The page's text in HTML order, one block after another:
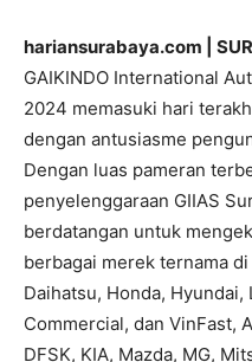
hariansurabaya.com |
GAIKINDO International
2024 memasuki hari
dengan antusiasme
Dengan luas pameran
penyelenggaraan GIIAS
berdatangan untuk
berbagai merek ternama
Daihatsu, Honda,
Commercial, dan VinFast,
DFSK, KIA, Mazda, MG,